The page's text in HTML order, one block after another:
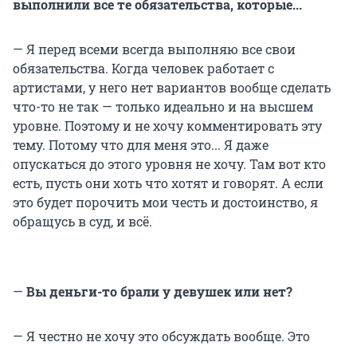
выполнили все те обязательства, которые...
— Я перед всеми всегда выполняю все свои
обязательства. Когда человек работает с
артистами, у него нет вариантов вообще сделать
что-то не так — только идеально и на высшем
уровне. Поэтому и не хочу комментировать эту
тему. Потому что для меня это... Я даже
опускаться до этого уровня не хочу. Там вот кто
есть, пусть они хоть что хотят и говорят. А если
это будет порочить мои честь и достоинство, я
обращусь в суд, и всё.
— Вы деньги-то брали у девушек или нет?
— Я честно не хочу это обсуждать вообще. Это